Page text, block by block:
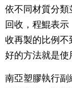
依不同材質分類
回收，程鯤表
收再製的比例不
好的方法就是使
南亞塑膠執行